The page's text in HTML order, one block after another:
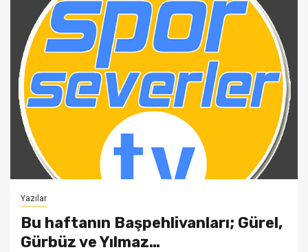
Yazılar
Bu haftanın Başpehlivanları; Gürel,
Gürbüz ve Yılmaz…